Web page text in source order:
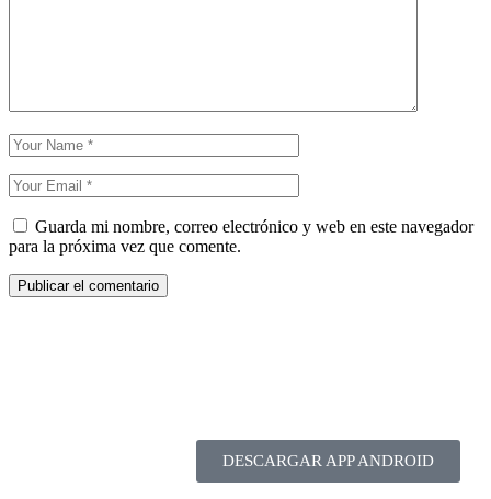
Guarda mi nombre, correo electrónico y web en este navegador
para la próxima vez que comente.
DESCARGAR APP ANDROID